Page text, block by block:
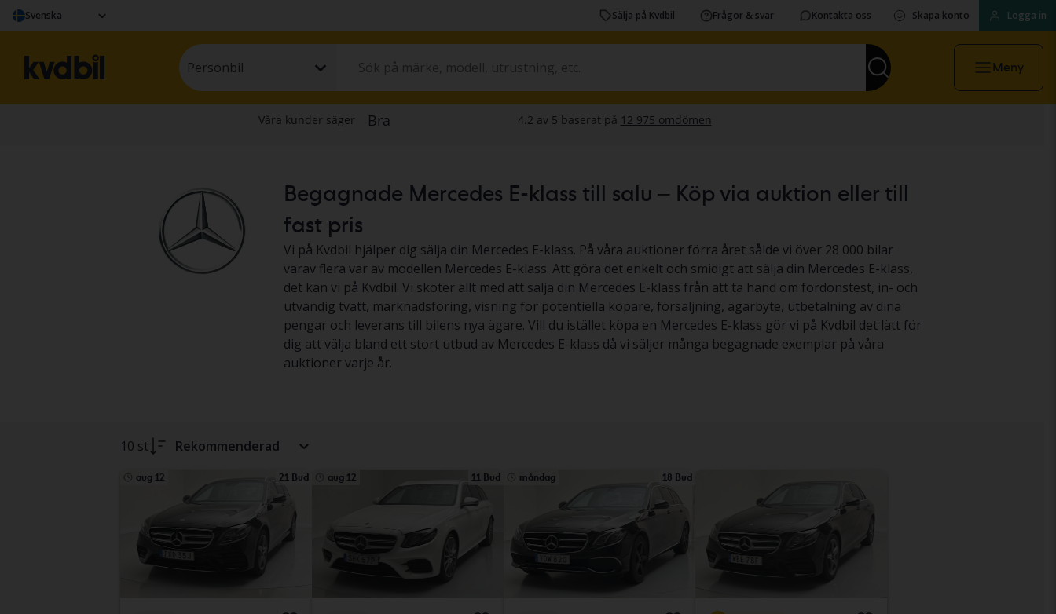
Svenska Sälja på Kvdbil Frågor & svar Kontakta oss Skapa konto Logga in
Personbil Meny
Begagnade Mercedes E-klass till salu – Köp via auktion eller till
fast pris
Vi på Kvdbil hjälper dig sälja din Mercedes E-klass. På våra auktioner förra året sålde vi över 28 000 bilar
varav flera var av modellen Mercedes E-klass. Att göra det enkelt och smidigt att sälja din Mercedes E-klass,
det kan vi på Kvdbil. Vi sköter allt med att sälja din Mercedes E-klass från att ta hand om fordonstest, in- och
utvändig tvätt, marknadsföring, visning för potentiella köpare, försäljning, ägarbyte, utbetalning av dina
pengar och leverans till bilens nya ägare. Vill du istället köpa en Mercedes E-klass gör vi på Kvdbil det lätt för
dig att välja bland ett stort utbud av Mercedes E-klass då vi säljer många begagnade exemplar på våra
auktioner varje år.
10 st Rekommenderad
aug 12 21 Bud aug 12 11 Bud måndag 18 Bud